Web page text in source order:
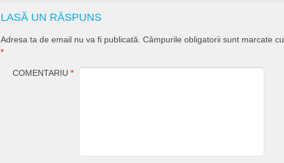
LASĂ UN RĂSPUNS
Adresa ta de email nu va fi publicată. Câmpurile obligatorii sunt marcate cu
*
COMENTARIU *